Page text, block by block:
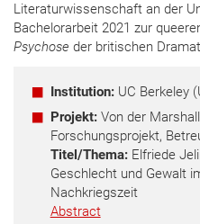
Literaturwissenschaft an der
Bachelorarbeit 2021 zur
Psychose der britischen
Institution:UC Berkeley
Projekt: Von der
Forschungsprojekt,
Titel/Thema:Elfriede
Geschlecht und Gewalt
Nachkriegszeit
Abstract